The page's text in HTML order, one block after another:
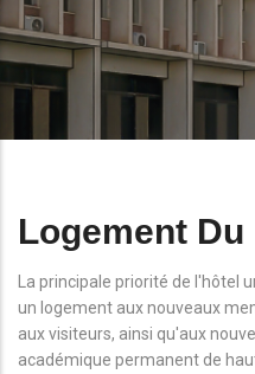
Logement
La principale priorité de l'hôtel
un logement aux nouveaux
aux visiteurs, ainsi qu'aux
académique permanent de